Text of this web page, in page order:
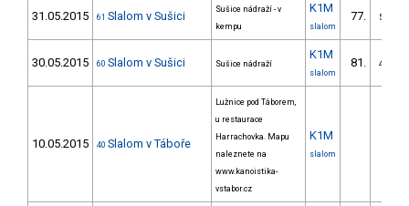
31.05.2015 61 Slalom v Sušici
Sušice nádraží - v
kempu
K1M
slalom
77. 5/VS
30.05.2015 60 Slalom v Sušici Sušice nádraží
K1M
slalom
81. 4/VS
10.05.2015 40 Slalom v Táboře
Lužnice pod Táborem,
u restaurace
Harrachovka. Mapu
naleznete na
www.kanoistika-
vstabor.cz
K1M
slalom